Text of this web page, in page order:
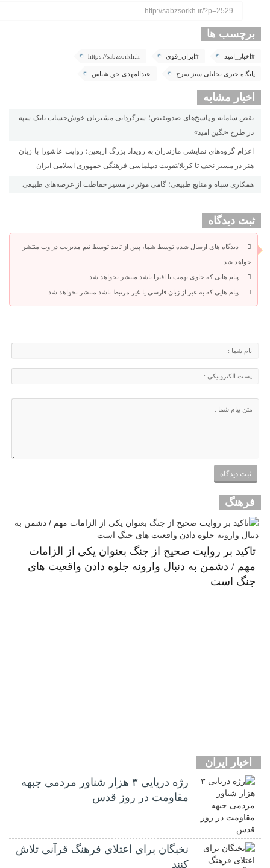
http://sabzsorkh.ir/?p=2529
برچسب ها
#اخبار_امید #ایران_قوی https://sabzsorkh.ir
پایگاه خبری تحلیلی سبز سرخ عبدالمهدی حق شناس
اخبار مشابه
نقص سامانه و پاسخ‌های ضدونقیض؛ سرگردانی مشتریان خوش‌حساب بانک سپه
در طرح «نگین امید»
اعزام گروه‌های نمایشی مازندران به رویداد بزرگ اربعین؛ روایت عاشورا با زبان
هنر در مسیر نجف تا کربلا/تقویت دیپلماسی فرهنگی جمهوری اسلامی ایران
همکاری سپاه و منابع طبیعی؛ گامی موثر در مسیر حفاظت از عرصه‌های طبیعی
ثبت دیدگاه
دیدگاه های ارسال شده توسط شما، پس از تایید توسط تیم مدیریت در وب منتشر
خواهد شد.
پیام هایی که حاوی تهمت یا افترا باشد منتشر نخواهد شد.
پیام هایی که به غیر از زبان فارسی یا غیر مرتبط باشد منتشر نخواهد شد.
فرهنگ
تاکید بر روایت صحیح از جنگ بعنوان یکی از الزامات
مهم / دشمن به دنبال وارونه جلوه دادن واقعیت های
جنگ است
اخبار ایران
رژه دریایی ۳ هزار شناور مردمی جبهه
مقاومت در روز قدس
نخبگان برای اعتلای فرهنگ قرآنی تلاش
کنند